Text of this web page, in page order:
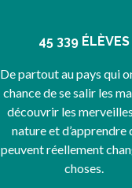
45 339 ÉLÈVES
De partout au pays qui
chance de se salir les
découvrir les
nature et d’apprendre
peuvent réellement
choses.